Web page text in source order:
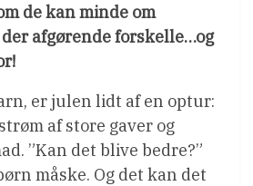
de kan minde om
afgørende forskelle…og
er julen lidt af en optur:
af store gaver og
”Kan det blive bedre?”
måske. Og det kan det